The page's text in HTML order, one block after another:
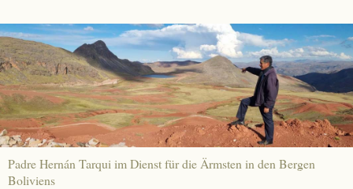
Padre Hernán Tarqui im Dienst für die Ärmsten in den Bergen
Boliviens